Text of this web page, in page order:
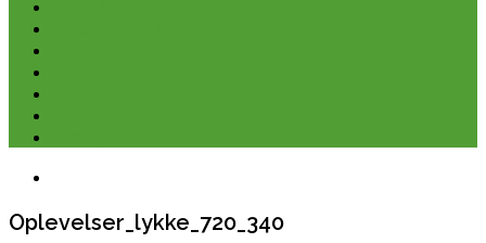
Oplevelser_lykke_720_340